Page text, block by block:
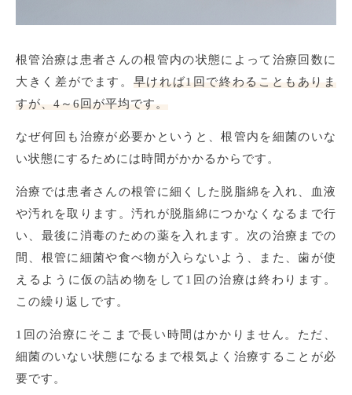
根管治療は患者さんの根管内の状態によって治療回数に
大きく差がでます。 早ければ1回で終わることもありま
すが、4～6回が平均です。
なぜ何回も治療が必要かというと、根管内を細菌のいな
い状態にするためには時間がかかるからです。
治療では患者さんの根管に細くした脱脂綿を入れ、血液
や汚れを取ります。汚れが脱脂綿につかなくなるまで行
い、最後に消毒のための薬を入れます。次の治療までの
間、根管に細菌や食べ物が入らないよう、また、歯が使
えるように仮の詰め物をして1回の治療は終わります。
この繰り返しです。
1回の治療にそこまで長い時間はかかりません。ただ、
細菌のいない状態になるまで根気よく治療することが必
要です。